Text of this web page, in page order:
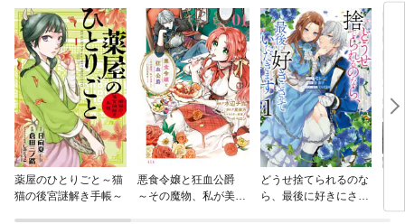
薬屋のひとりごと～猫
猫の後宮謎解き手帳～
悪食令嬢と狂血公爵
～その魔物、私が美味
どうせ捨てられるのな
ら、最後に好きにさせ
ラ